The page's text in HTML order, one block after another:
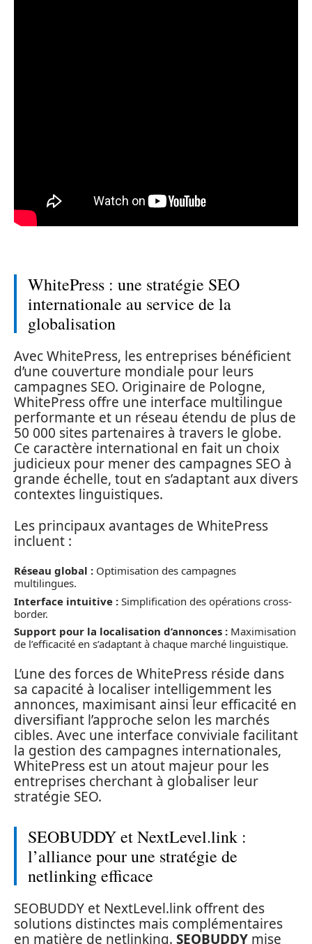
WhitePress : une stratégie SEO
internationale au service de la
globalisation
Avec WhitePress, les entreprises bénéficient
d’une couverture mondiale pour leurs
campagnes SEO. Originaire de Pologne,
WhitePress offre une interface multilingue
performante et un réseau étendu de plus de
50 000 sites partenaires à travers le globe.
Ce caractère international en fait un choix
judicieux pour mener des campagnes SEO à
grande échelle, tout en s’adaptant aux divers
contextes linguistiques.
Les principaux avantages de WhitePress
incluent :
Réseau global : Optimisation des campagnes
multilingues.
Interface intuitive : Simplification des opérations cross-
border.
Support pour la localisation d’annonces : Maximisation
de l’efficacité en s’adaptant à chaque marché linguistique.
L’une des forces de WhitePress réside dans
sa capacité à localiser intelligemment les
annonces, maximisant ainsi leur efficacité en
diversifiant l’approche selon les marchés
cibles. Avec une interface conviviale facilitant
la gestion des campagnes internationales,
WhitePress est un atout majeur pour les
entreprises cherchant à globaliser leur
stratégie SEO.
SEOBUDDY et NextLevel.link :
l’alliance pour une stratégie de
netlinking efficace
SEOBUDDY et NextLevel.link offrent des
solutions distinctes mais complémentaires
en matière de netlinking. SEOBUDDY mise